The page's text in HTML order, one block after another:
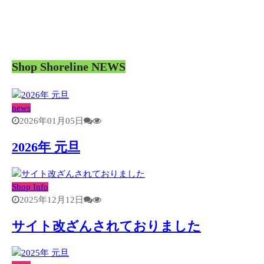
Shop Shoreline NEWS
news
2026年01月05日
2026年 元旦
Shop Info
2025年12月12日
サイト改ざんされておりました